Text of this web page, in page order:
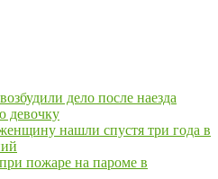
дело после наезда
девочку
нашли спустя три года в
пожаре на пароме в